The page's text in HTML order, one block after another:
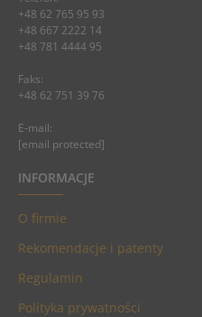
+48 62 765 95 93
+48 667 2222 14
+48 781 4444 95
Faks:
+48 62 751 39 76
E-mail:
[email protected]
INFORMACJE
O firmie
Rekomendacje i patenty
Regulamin
Polityka prywatności